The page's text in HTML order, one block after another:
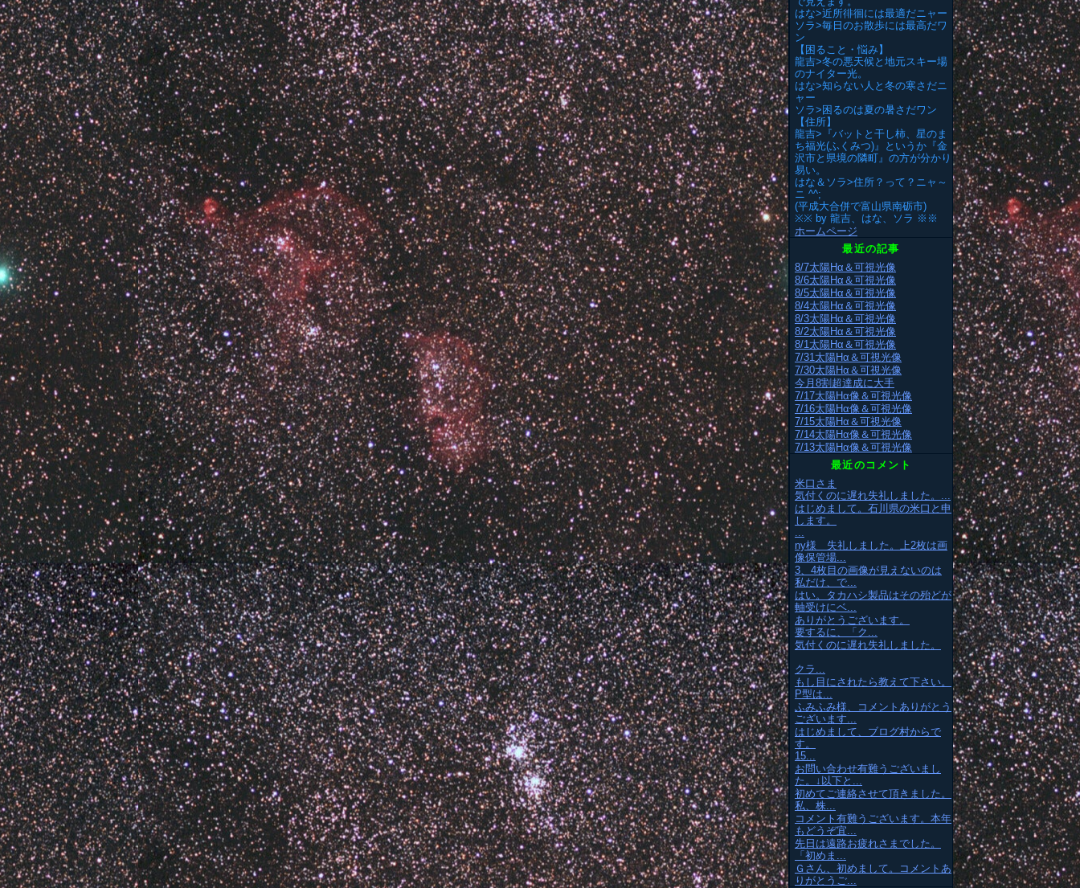
はな>近所徘徊には最適だニャー
ソラ>毎日のお散歩には最高だワ
ン
【困ること・悩み】
龍吉>冬の悪天候と地元スキー場
のナイター光。
はな>知らない人と冬の寒さだニ
ャー
ソラ>困るのは夏の暑さだワン
【住所】
龍吉>『バットと干し柿、星のま
ち福光(ふくみつ)』というか『金
沢市と県境の隣町』の方が分かり
易い。
はな＆ソラ>住所？って？ニャ～
ニ ^^;
(平成大合併で富山県南砺市)
※※ by 龍吉、はな、ソラ ※※
ホームページ
最近の記事
8/7太陽Hα＆可視光像
8/6太陽Hα＆可視光像
8/5太陽Hα＆可視光像
8/4太陽Hα＆可視光像
8/3太陽Hα＆可視光像
8/2太陽Hα＆可視光像
8/1太陽Hα＆可視光像
7/31太陽Hα＆可視光像
7/30太陽Hα＆可視光像
今月8割超達成に大手
7/17太陽Hα像＆可視光像
7/16太陽Hα像＆可視光像
7/15太陽Hα＆可視光像
7/14太陽Hα像＆可視光像
7/13太陽Hα像＆可視光像
最近のコメント
米口さま
気付くのに遅れ失礼しました。...
はじめまして。石川県の米口と申
します。
...
ny様 失礼しました。上2枚は画
像保管場...
3、4枚目の画像が見えないのは
私だけ、で...
はい。タカハシ製品はその殆どが
軸受けにベ...
ありがとうございます。
要するに、「ク...
気付くのに遅れ失礼しました。
クラ...
もし目にされたら教えて下さい。
P型は...
ふみふみ様、コメントありがとう
ございます...
はじめまして、ブログ村からで
す。
15...
お問い合わせ有難うございまし
た。↓以下と...
初めてご連絡させて頂きました。
私、株...
コメント有難うございます。本年
もどうぞ宜...
先日は遠路お疲れさまでした。
「初めま...
Ｇさん、初めまして。コメントあ
りがとうご...